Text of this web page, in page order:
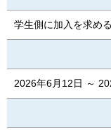
学生側に加入を求める
2026年6月12日 ～